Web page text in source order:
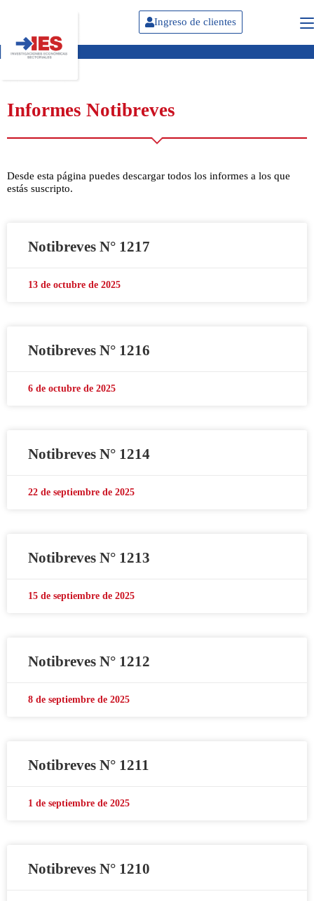
Ingreso de clientes
Informes Notibreves
Desde esta página puedes descargar todos los informes a los que
estás suscripto.
Notibreves N° 1217
13 de octubre de 2025
Notibreves N° 1216
6 de octubre de 2025
Notibreves N° 1214
22 de septiembre de 2025
Notibreves N° 1213
15 de septiembre de 2025
Notibreves N° 1212
8 de septiembre de 2025
Notibreves N° 1211
1 de septiembre de 2025
Notibreves N° 1210